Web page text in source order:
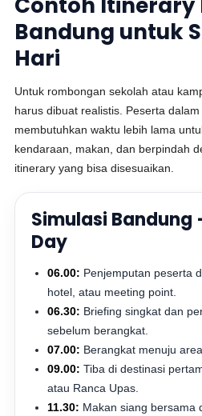
Bandung untuk
Hari
Untuk rombongan sekolah atau
harus dibuat realistis. Peserta
membutuhkan waktu lebih lama
kendaraan, makan, dan berpindah
itinerary yang bisa disesuaikan.
Simulasi Bandung
Day
06.00: Penjemputan peserta
hotel, atau meeting point.
06.30: Briefing singkat dan
sebelum berangkat.
07.00: Berangkat menuju
09.00: Tiba di destinasi
atau Ranca Upas.
11.30: Makan siang bersama